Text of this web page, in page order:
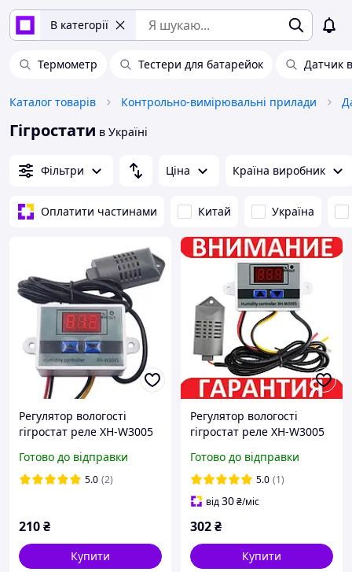
В категорії
Термометр Тестери для батарейок Датчик
Каталог товарів Контрольно-вимірювальні прилади
Гігростати в Україні
Фільтри Ціна Країна виробник
Оплатити частинами Китай Україна
Регулятор вологості
гігростат реле XH-W3005
Готово до відправки
5.0 (2)
210₴
Купити
Регулятор вологості
гігростат реле XH-W3005
Готово до відправки
5.0 (1)
від30₴/міс
302₴
Купити